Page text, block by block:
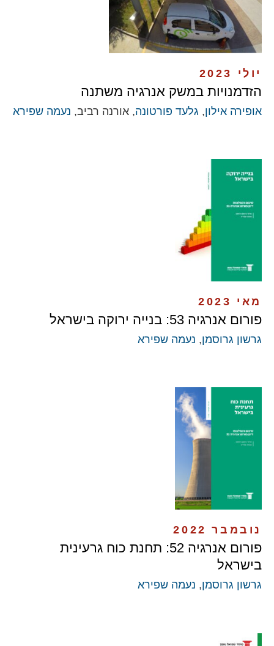
יולי 2023
הזדמנויות במשק אנרגיה משתנה
אופירה אילון, גלעד פורטונה, אורנה רביב, נעמה שפירא
מאי 2023
פורום אנרגיה 53: בנייה ירוקה בישראל
גרשון גרוסמן, נעמה שפירא
נובמבר 2022
פורום אנרגיה 52: תחנת כוח גרעינית
בישראל
גרשון גרוסמן, נעמה שפירא